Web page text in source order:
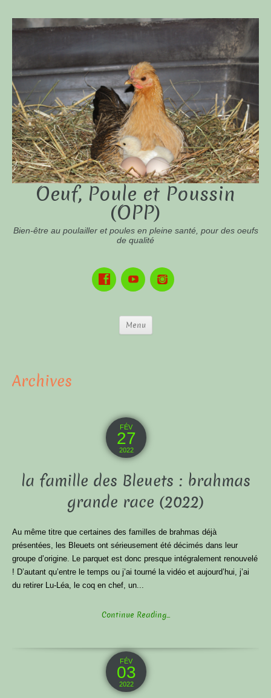
Oeuf, Poule et Poussin
(OPP)
Bien-être au poulailler et poules en pleine santé, pour des oeufs
de qualité
Menu
Archives
FÉV
27
2022
la famille des Bleuets : brahmas
grande race (2022)
Au même titre que certaines des familles de brahmas déjà
présentées, les Bleuets ont sérieusement été décimés dans leur
groupe d’origine. Le parquet est donc presque intégralement renouvelé
! D’autant qu’entre le temps ou j’ai tourné la vidéo et aujourd’hui, j’ai
du retirer Lu-Léa, le coq en chef, un...
Continue Reading...
FÉV
03
2022